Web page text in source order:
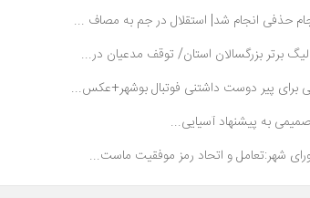
حذفی انجام شد| استقلال در جم به مصاف ...
برتر بزرگسالان استان/ توقف مدعیان در...
برای پیر دوست داشتنی فوتبال بوشهر+عکس...
به پیشنهاد آسیایی...
شهر:تعامل و اتحاد رمز موفقیت ماست...